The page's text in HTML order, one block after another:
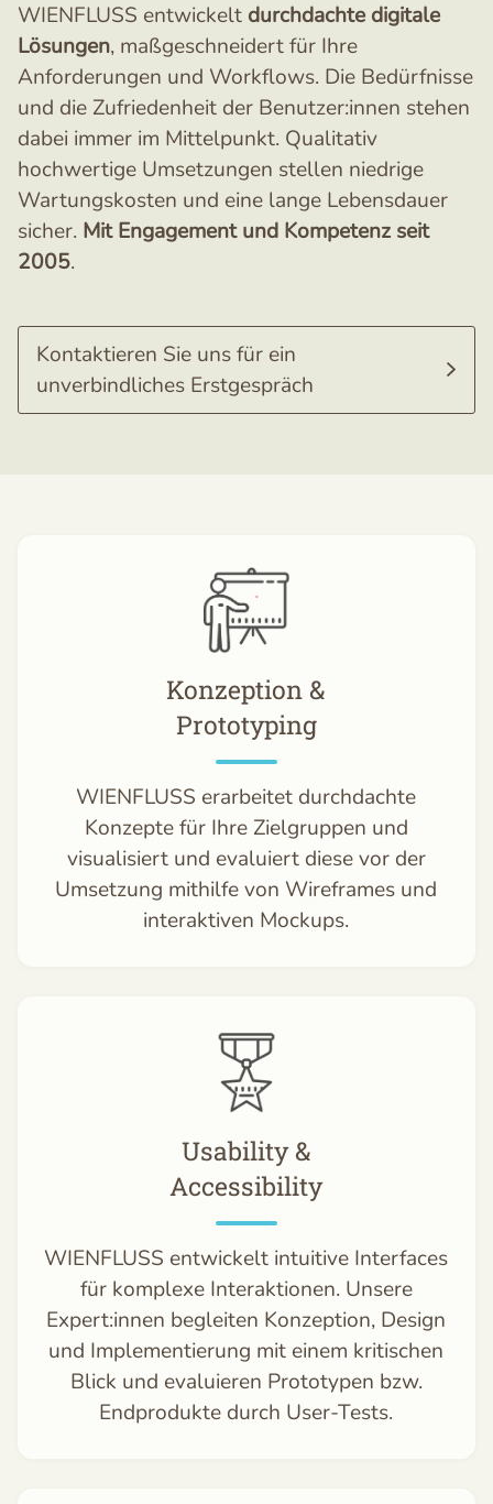
WIENFLUSS entwickelt durchdachte digitale
Lösungen, maßgeschneidert für Ihre
Anforderungen und Workflows. Die Bedürfnisse
und die Zufriedenheit der Benutzer:innen stehen
dabei immer im Mittelpunkt. Qualitativ
hochwertige Umsetzungen stellen niedrige
Wartungskosten und eine lange Lebensdauer
sicher. Mit Engagement und Kompetenz seit
2005.
Kontaktieren Sie uns für ein
unverbindliches Erstgespräch
Konzeption &
Prototyping
WIENFLUSS erarbeitet durchdachte
Konzepte für Ihre Zielgruppen und
visualisiert und evaluiert diese vor der
Umsetzung mithilfe von Wireframes und
interaktiven Mockups.
Usability &
Accessibility
WIENFLUSS entwickelt intuitive Interfaces
für komplexe Interaktionen. Unsere
Expert:innen begleiten Konzeption, Design
und Implementierung mit einem kritischen
Blick und evaluieren Prototypen bzw.
Endprodukte durch User-Tests.